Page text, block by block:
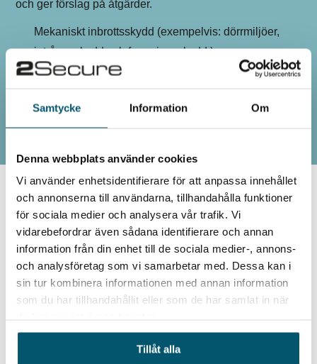
Samtycke Information Om
Denna webbplats använder cookies
Vi använder enhetsidentifierare för att anpassa innehållet
och annonserna till användarna, tillhandahålla funktioner
för sociala medier och analysera vår trafik. Vi
vidarebefordrar även sådana identifierare och annan
information från din enhet till de sociala medier-, annons-
och analysföretag som vi samarbetar med. Dessa kan i
sin tur kombinera informationen med annan information
som du har tillhandahållit eller som de har samlat in när
Tillåt alla
och ger förslag på åtgärder.
Mekaniskt inbrottsskydd (exempelvis: dörrmiljöer,
intrångsskydd och forceringsskydd.)
Tekniska säkerhetssystem
Utbildningar
Magnus Östbring
+46 (0) 761 268 406